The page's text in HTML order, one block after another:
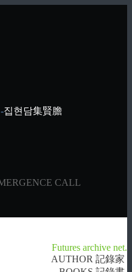
집현담集賢膽
CALL
Futures archive net.
AUTHOR 記錄家